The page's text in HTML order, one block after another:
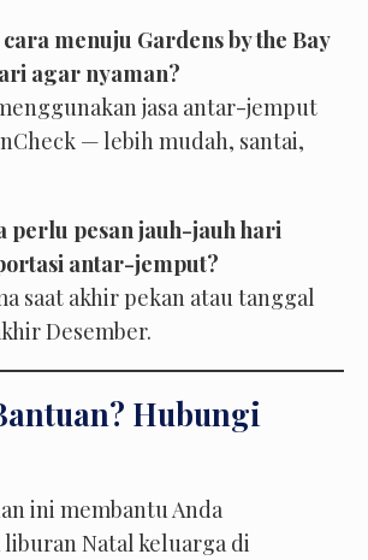
menuju Gardens by the Bay
agar nyaman?
jasa antar-jemput
— lebih mudah, santai,
perlu pesan jauh-jauh hari
antar-jemput?
saat akhir pekan atau tanggal
Desember.
Hubungi
ini membantu Anda
Natal keluarga di